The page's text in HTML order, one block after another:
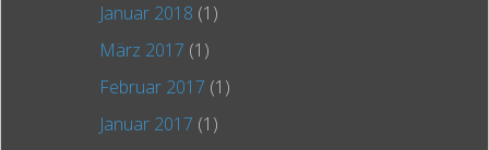
Januar 2018 (1)
März 2017 (1)
Februar 2017 (1)
Januar 2017 (1)